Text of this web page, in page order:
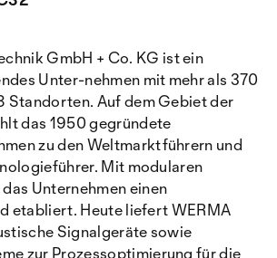
GmbH + Co. KG ist ein
Unter-nehmen mit mehr als 370
Standorten. Auf dem Gebiet der
das 1950 gegründete
zu den Weltmarktführern und
Mit modularen
Unternehmen einen
etabliert. Heute liefert WERMA
Signalgeräte sowie
zur Prozessoptimierung für die